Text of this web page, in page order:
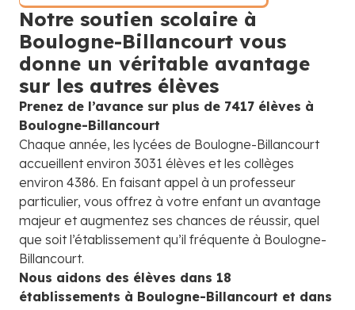
Notre soutien scolaire à
Boulogne-Billancourt vous
donne un véritable avantage
sur les autres élèves
Prenez de l’avance sur plus de 7417 élèves à
Boulogne-Billancourt
Chaque année, les lycées de Boulogne-Billancourt
accueillent environ 3031 élèves et les collèges
environ 4386. En faisant appel à un professeur
particulier, vous offrez à votre enfant un avantage
majeur et augmentez ses chances de réussir, quel
que soit l’établissement qu’il fréquente à Boulogne-
Billancourt.
Nous aidons des élèves dans 18
établissements à Boulogne-Billancourt et dans